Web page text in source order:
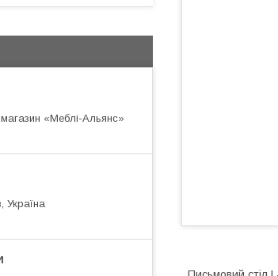
магазин «Меблі-Альянс»
Україна